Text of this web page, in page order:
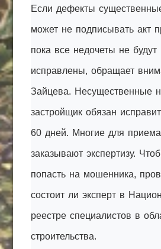
Если дефекты
может не подписывать акт
пока все недочеты не будут
исправлены, обращает
Зайцева. Несущественные
застройщик обязан
60 дней. Многие для
заказывают экспертизу.
попасть на мошенника,
состоит ли эксперт в
реестре специалистов в
строительства.